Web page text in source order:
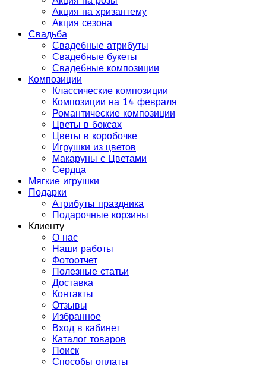
Акция на хризантему
Акция сезона
Свадьба
Свадебные атрибуты
Свадебные букеты
Свадебные композиции
Композиции
Классические композиции
Композиции на 14 февраля
Романтические композиции
Цветы в боксах
Цветы в коробочке
Игрушки из цветов
Макаруны с Цветами
Сердца
Мягкие игрушки
Подарки
Атрибуты праздника
Подарочные корзины
Клиенту
О нас
Наши работы
Фотоотчет
Полезные статьи
Доставка
Контакты
Отзывы
Избранное
Вход в кабинет
Каталог товаров
Поиск
Способы оплаты